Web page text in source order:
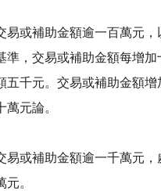
易或補助金額逾一百萬元，
準，交易或補助金額每增加
五千元。交易或補助金額增
萬元論。
易或補助金額逾一千萬元
元。